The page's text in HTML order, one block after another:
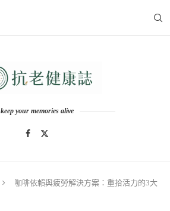
keep your memories alive
咖啡依賴與疲勞解決方案：重拾活力的3大